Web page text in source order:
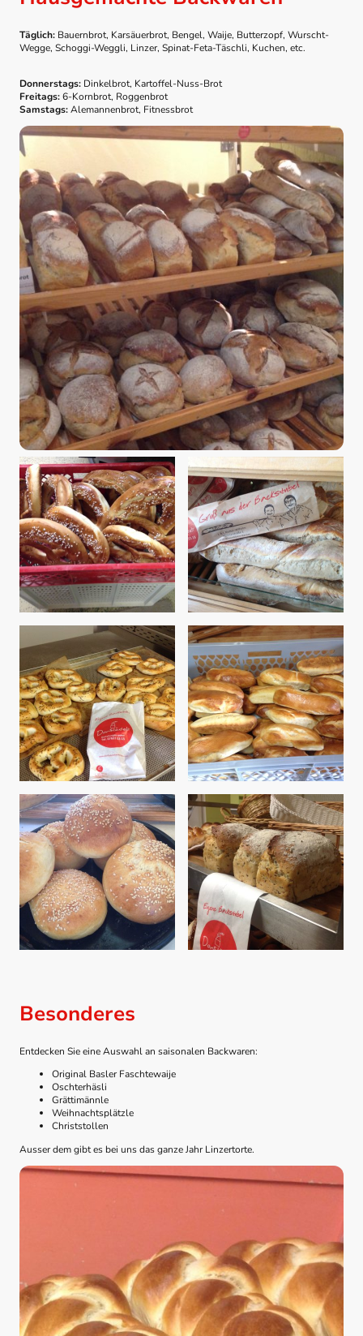
Täglich: Bauernbrot, Karsäuerbrot, Bengel, Waije, Butterzopf, Wurscht-
Wegge, Schoggi-Weggli, Linzer, Spinat-Feta-Täschli, Kuchen, etc.
Donnerstags: Dinkelbrot, Kartoffel-Nuss-Brot
Freitags:6-Kornbrot, Roggenbrot
Samstags:Alemannenbrot, Fitnessbrot
Besonderes
Entdecken Sie eine Auswahl an saisonalen Backwaren:
Original Basler Faschtewaije
Oschterhäsli
Grättimännle
Weihnachtsplätzle
Christstollen
Ausser dem gibt es bei uns das ganze Jahr Linzertorte.